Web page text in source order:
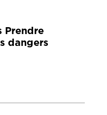
Prendre
dangers